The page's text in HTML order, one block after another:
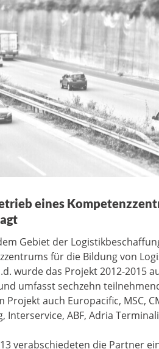
eines
Gebiet der
für die Bildung von
wurde das Projekt 2012-2015
umfasst sechzehn
auch Europacific, MSC,
Interservice, ABF, Adria
verabschiedeten die Partner